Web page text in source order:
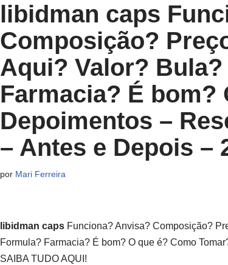
libidman caps
Composição?
Aqui? Valor?
Farmacia? É bom?
Depoimentos –
– Antes e Depois –
por Mari Ferreira
libidman capsFunciona? Anvisa? Composição?
Formula? Farmacia? É bom? O que é? Como
SAIBA TUDO AQUI!